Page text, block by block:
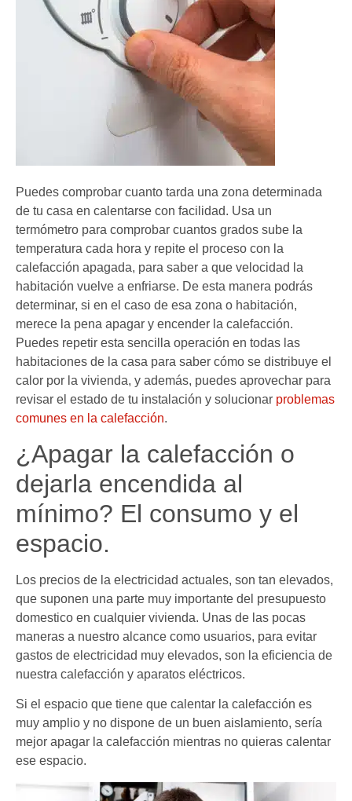
Puedes comprobar cuanto tarda una zona determinada
de tu casa en calentarse con facilidad. Usa un
termómetro para comprobar cuantos grados sube la
temperatura cada hora y repite el proceso con la
calefacción apagada, para saber a que velocidad la
habitación vuelve a enfriarse. De esta manera podrás
determinar, si en el caso de esa zona o habitación,
merece la pena apagar y encender la calefacción.
Puedes repetir esta sencilla operación en todas las
habitaciones de la casa para saber cómo se distribuye el
calor por la vivienda, y además, puedes aprovechar para
revisar el estado de tu instalación y solucionar problemas
comunes en la calefacción.
¿Apagar la calefacción o
dejarla encendida al
mínimo? El consumo y el
espacio.
Los precios de la electricidad actuales, son tan elevados,
que suponen una parte muy importante del presupuesto
domestico en cualquier vivienda. Unas de las pocas
maneras a nuestro alcance como usuarios, para evitar
gastos de electricidad muy elevados, son la eficiencia de
nuestra calefacción y aparatos eléctricos.
Si el espacio que tiene que calentar la calefacción es
muy amplio y no dispone de un buen aislamiento, sería
mejor apagar la calefacción mientras no quieras calentar
ese espacio.